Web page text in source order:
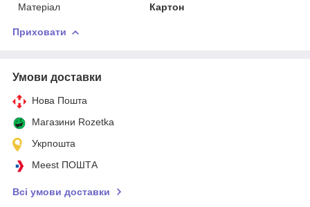
Матеріал
Картон
Приховати
Умови доставки
Нова Пошта
Магазини Rozetka
Укрпошта
Meest ПОШТА
Всі умови доставки